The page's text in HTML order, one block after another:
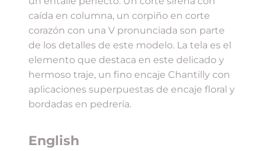
caída en columna, un corpiño en corte
corazón con una V pronunciada son parte
de los detalles de este modelo. La tela es el
elemento que destaca en este delicado y
hermoso traje, un fino encaje Chantilly con
aplicaciones superpuestas de encaje floral y
bordadas en pedrería.
English